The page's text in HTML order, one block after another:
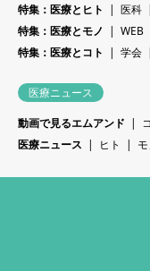
特集：医療とヒト
医科
特集：医療とモノ
WEB
特集：医療とコト
学会
医療ニュース
動画で見るエムアンド
医療ニュース
ヒト